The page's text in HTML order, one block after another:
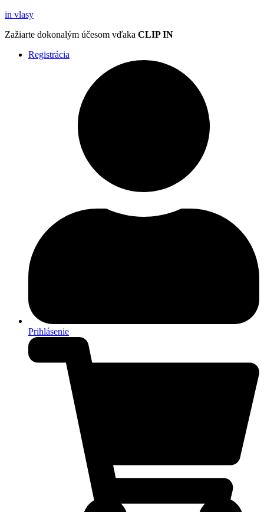
in vlasy
Zažiarte dokonalým účesom vďaka CLIP IN
Registrácia
Prihlásenie